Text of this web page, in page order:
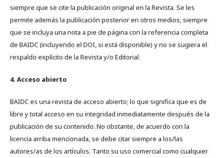
siempre que se cite la publicación original en la Revista. Se les
permite además la publicación posterior en otros medios, siempre
que se incluya una nota a pie de página con la referencia completa
de BAIDC (incluyendo el DOI, si está disponible) y no se sugiera el
respaldo explícito de la Revista y/o Editorial.
4. Acceso abierto
BAIDC es una revista de acceso abierto; lo que significa que es de
libre y total acceso en su integridad inmediatamente después de la
publicación de su contenido. No obstante, de acuerdo con la
licencia arriba mencionada, se debe citar siempre a los/las
autores/as de los artículos. Tanto su uso comercial como cualquier